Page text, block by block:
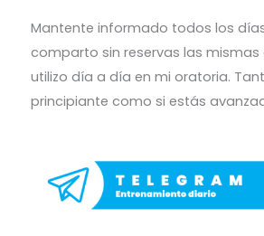
Mantente informado todos los
comparto sin reservas las
utilizo día a día en mi oratoria.
principiante como si estás